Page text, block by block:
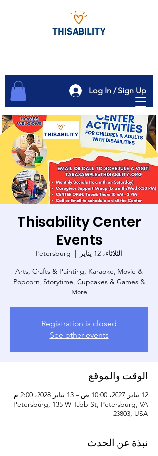
Log In / Sign Up
Thisability Center
Events
الثلاثاء، 12 يناير
  |
Petersburg
Arts, Crafts & Painting, Karaoke, Movie &
Popcorn, Storytime, Cupcakes & Games &
More
Registration is closed
See other events
الوقت والموقع
12 يناير 2027، 10:00 ص – 13 يناير 2028، 2:00 م
Petersburg, 135 W Tabb St, Petersburg, VA
23803, USA
نبذة عن الحدث